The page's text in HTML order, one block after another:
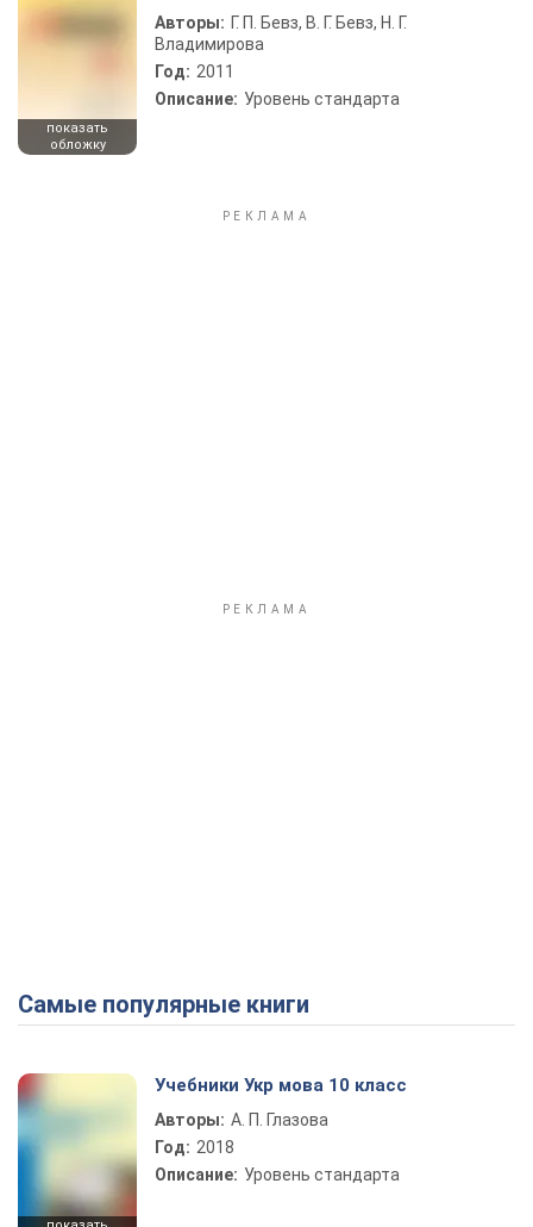
показать
обложку
Авторы: Г. П. Бевз, В. Г. Бевз, Н. Г.
Владимирова
Год: 2011
Описание: Уровень стандарта
Самые популярные книги
Учебники Укр мова 10 класс
Авторы: А. П. Глазова
Год: 2018
Описание: Уровень стандарта